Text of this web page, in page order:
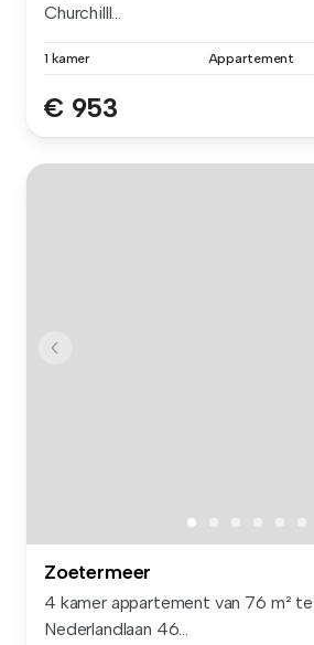
Churchilll...
1 kamer Appartement
€ 953
Zoetermeer
4 kamer appartement van 76 m² te
Nederlandlaan 46...